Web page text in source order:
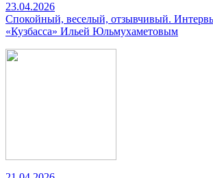
23.04.2026
Спокойный, веселый, отзывчивый.
«Кузбасса» Ильей Юльмухаметовым